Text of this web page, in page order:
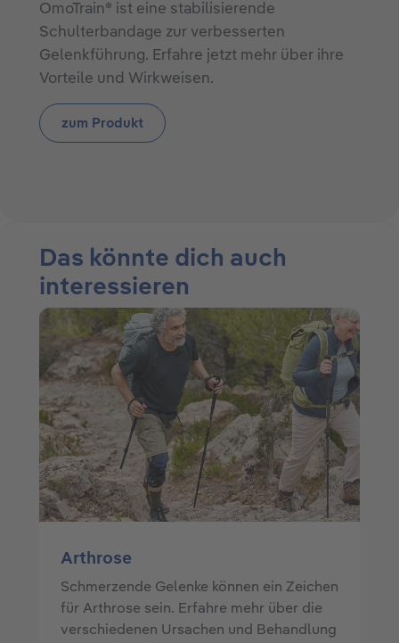
OmoTrain® ist eine stabilisierende
Schulterbandage zur verbesserten
Gelenkführung. Erfahre jetzt mehr über ihre
Vorteile und Wirkweisen.
zum Produkt
Das könnte dich auch
interessieren
Arthrose
Schmerzende Gelenke können ein Zeichen
für Arthrose sein. Erfahre mehr über die
verschiedenen Ursachen und Behandlung